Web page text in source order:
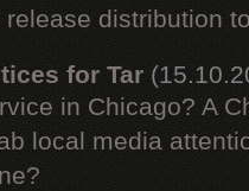
distribution
for Tar
in Chicago? A
local media